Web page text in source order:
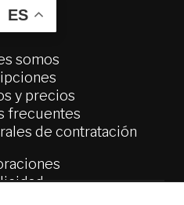
ES
somos
y precios
frecuentes
de contratación